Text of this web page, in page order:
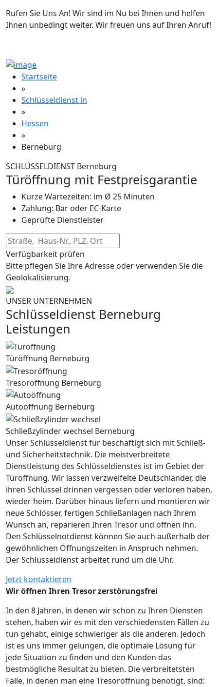
Rufen Sie Uns An! Wir sind im Nu bei Ihnen und helfen
Ihnen unbedingt weiter. Wir freuen uns auf Ihren Anruf!
Startseite
»
Schlüsseldienst in
»
Hessen
»
Berneburg
SCHLÜSSELDIENST Berneburg
Türöffnung mit Festpreisgarantie
Kurze Wartezeiten: im Ø 25 Minuten
Zahlung: Bar oder EC-Karte
Geprüfte Dienstleister
Verfügbarkeit prüfen
Bitte pflegen Sie Ihre Adresse oder verwenden Sie die
Geolokalisierung.
UNSER UNTERNEHMEN
Schlüsseldienst Berneburg
Leistungen
Türöffnung Berneburg
Tresoröffnung Berneburg
Autoöffnung Berneburg
Schließzylinder wechsel Berneburg
Unser Schlüsseldienst für beschäftigt sich mit Schließ-
und Sicherheitstechnik. Die meistverbreitete
Dienstleistung des Schlüsseldienstes ist im Gebiet der
Türöffnung. Wir lassen verzweifelte Deutschlander, die
ihren Schlüssel drinnen vergessen oder verloren haben,
wieder heim. Darüber hinaus liefern und montieren wir
neue Schlösser, fertigen Schließanlagen nach Ihrem
Wunsch an, reparieren Ihren Tresor und öffnen ihn.
Den Schlüsselnotdienst können Sie auch außerhalb der
gewöhnlichen Öffnungszeiten in Anspruch nehmen.
Der Schlüsseldienst arbeitet rund um die Uhr.
Jetzt kontaktieren
Wir öffnen Ihren Tresor zerstörungsfrei
In den 8 Jahren, in denen wir schon zu Ihren Diensten
stehen, haben wir es mit den verschiedensten Fällen zu
tun gehabt, einige schwieriger als die anderen. Jedoch
ist es uns immer gelungen, die optimale Lösung für
jede Situation zu finden und den Kunden das
bestmögliche Resultat zu bieten. Die verbreitetsten
Fälle, in denen man eine Tresoröffnung benötigt, sind: